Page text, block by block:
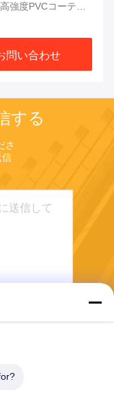
強度PVCコーティ
問い合わせ
する
さ
信